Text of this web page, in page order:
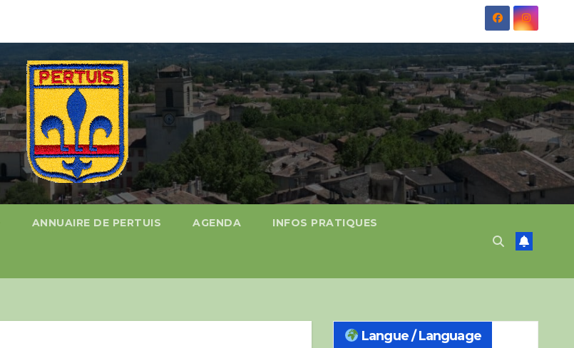
ANNUAIRE DE PERTUIS AGENDA INFOS PRATIQUES
Langue / Language